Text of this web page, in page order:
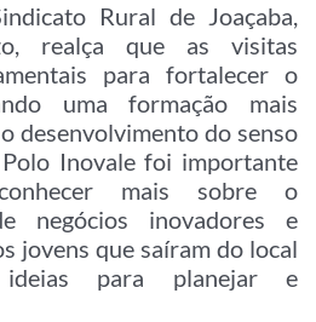
Rural de Joaçaba,
realça que as visitas
para fortalecer o
uma formação mais
desenvolvimento do senso
Inovale foi importante
mais sobre o
negócios inovadores e
jovens que saíram do local
para planejar e